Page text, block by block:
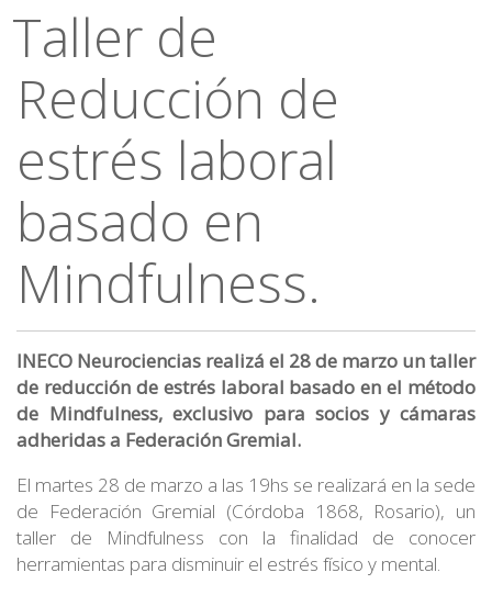
Taller de
Reducción de
estrés laboral
basado en
Mindfulness.
INECO Neurociencias realizá el 28 de marzo un taller
de reducción de estrés laboral basado en el método
de Mindfulness, exclusivo para socios y cámaras
adheridas a Federación Gremial.
El martes 28 de marzo a las 19hs se realizará en la sede
de Federación Gremial (Córdoba 1868, Rosario), un
taller de Mindfulness con la finalidad de conocer
herramientas para disminuir el estrés físico y mental.